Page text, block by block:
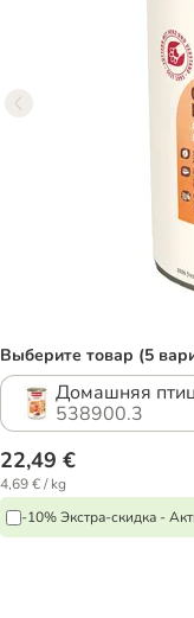
Выберите товар (5
Домашняя
538900.3
22,49 €
4,69 € / kg
-10% Экстра-скидка -